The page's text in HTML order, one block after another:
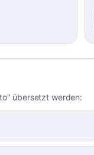
übersetzt werden: